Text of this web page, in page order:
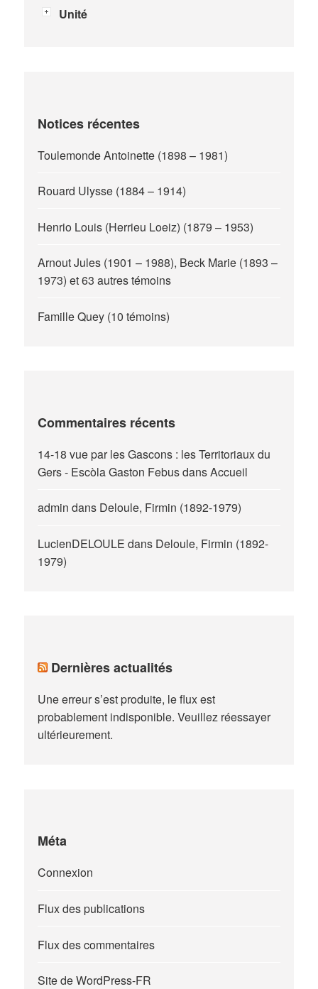
Unité
Notices récentes
Toulemonde Antoinette (1898 – 1981)
Rouard Ulysse (1884 – 1914)
Henrio Louis (Herrieu Loeiz) (1879 – 1953)
Arnout Jules (1901 – 1988), Beck Marie (1893 –
1973) et 63 autres témoins
Famille Quey (10 témoins)
Commentaires récents
14-18 vue par les Gascons : les Territoriaux du
Gers - Escòla Gaston FebusdansAccueil
admin dans Deloule, Firmin (1892-1979)
LucienDELOULE dans Deloule, Firmin (1892-
1979)
Dernières actualités
Une erreur s’est produite, le flux est
probablement indisponible. Veuillez réessayer
ultérieurement.
Méta
Connexion
Flux des publications
Flux des commentaires
Site de WordPress-FR